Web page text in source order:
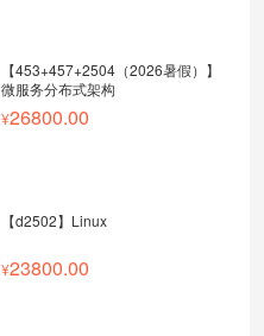
【453+457+2504（2026暑假）】
微服务分布式架构
26800.00
【d2502】Linux
23800.00